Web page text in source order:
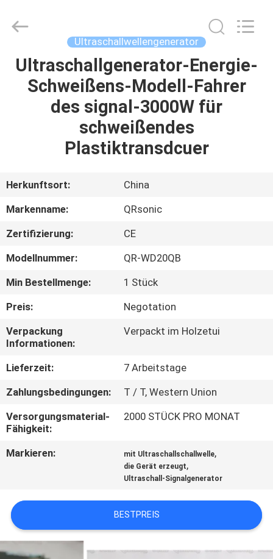
HEIM
PRODUKTE
WERKSBESICHTIGUNG
QUALITÄTSKONTROLLE
KONTAKTIEREN
SIE
UNS
NEUIGKEITEN
RECHTSSACHEN
ANGEBOT
ANFORDERN
SITEMAP
DATENSCHUTZRICHTLINIE
Co.,Ltd.
Ultraschallwellengenerator
Ultraschallgenerator-Energie-
Schweißens-Modell-Fahrer
des signal-3000W für
schweißendes
Plastiktransdcuer
Herkunftsort:
China
Markenname:
QRsonic
Zertifizierung:
CE
Modellnummer:
QR-WD20QB
Min Bestellmenge:
1 Stück
Preis:
Negotation
Verpackung
Informationen:
Verpackt im Holzetui
Lieferzeit:
7 Arbeitstage
Zahlungsbedingungen:
T / T, Western Union
Versorgungsmaterial-
Fähigkeit:
2000 STÜCK PRO MONAT
Markieren: mit Ultraschallschallwelle,
die Gerät erzeugt,
Ultraschall-Signalgenerator
BESTPREIS